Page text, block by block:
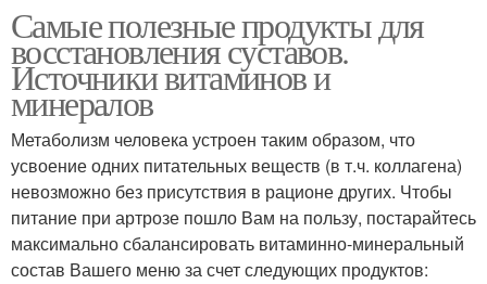
Самые полезные продукты для
восстановления суставов.
Источники витаминов и
минералов
Метаболизм человека устроен таким образом, что
усвоение одних питательных веществ (в т.ч. коллагена)
невозможно без присутствия в рационе других. Чтобы
питание при артрозе пошло Вам на пользу, постарайтесь
максимально сбалансировать витаминно-минеральный
состав Вашего меню за счет следующих продуктов: